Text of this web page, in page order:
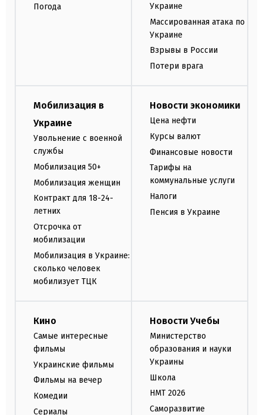
Погода
Украине
Массированная атака по
Украине
Взрывы в России
Потери врага
Мобилизация в
Украине
Увольнение с военной
службы
Мобилизация 50+
Мобилизация женщин
Контракт для 18-24-
летних
Отсрочка от
мобилизации
Мобилизация в Украине:
сколько человек
мобилизует ТЦК
Новости экономики
Цена нефти
Курсы валют
Финансовые новости
Тарифы на
коммунальные услуги
Налоги
Пенсия в Украине
Кино
Самые интересные
фильмы
Украинские фильмы
Фильмы на вечер
Комедии
Сериалы
Новости Учебы
Министерство
образования и науки
Украины
Школа
НМТ 2026
Саморазвитие